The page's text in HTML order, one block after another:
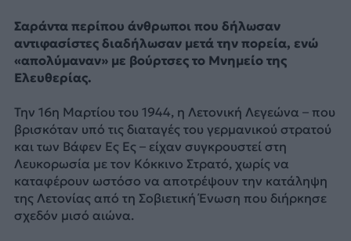
Σαράντα περίπου άνθρωποι που δήλωσαν
αντιφασίστες διαδήλωσαν μετά την πορεία, ενώ
«απολύμαναν» με βούρτσες το Μνημείο της
Ελευθερίας.
Την 16η Μαρτίου του 1944, η Λετονική Λεγεώνα – που
βρισκόταν υπό τις διαταγές του γερμανικού στρατού
και των Βάφεν Ες Ες – είχαν συγκρουστεί στη
Λευκορωσία με τον Κόκκινο Στρατό, χωρίς να
καταφέρουν ωστόσο να αποτρέψουν την κατάληψη
της Λετονίας από τη Σοβιετική Ένωση που διήρκησε
σχεδόν μισό αιώνα.